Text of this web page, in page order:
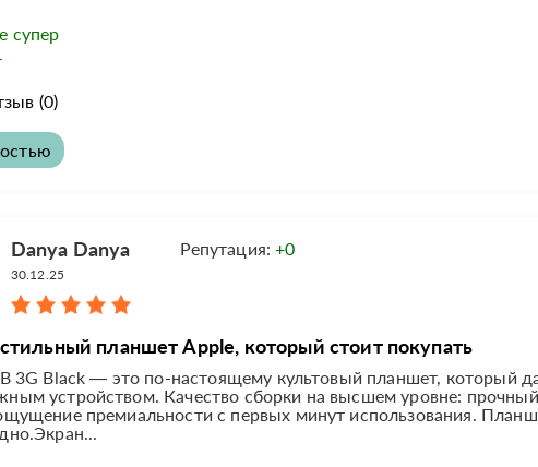
супер
(0)
Danya Danya Репутация:+0
30.12.25
планшет Apple, который стоит покупать
3G Black — это по-настоящему культовый планшет, который
устройством. Качество сборки на высшем уровне:
премиальности с первых минут использования.